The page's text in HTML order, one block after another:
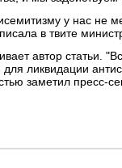
у нас не
в твите
автор статьи.
ликвидации
заметил пресс-